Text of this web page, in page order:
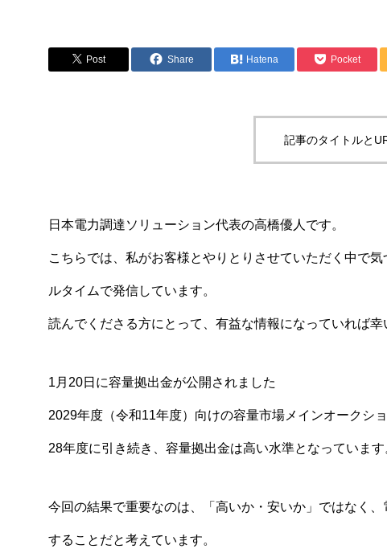
Post Share Hatena Pocket
記事のタイトルと
日本電力調達ソリューション代表の高橋優人です。
こちらでは、私がお客様とやりとりさせていただく中で
ルタイムで発信しています。
読んでくださる方にとって、有益な情報になっていれば幸
1月20日に容量拠出金が公開されました
2029年度（令和11年度）向けの容量市場メインオークシ
28年度に引き続き、容量拠出金は高い水準となっています
今回の結果で重要なのは、「高いか・安いか」ではなく
することだと考えています。